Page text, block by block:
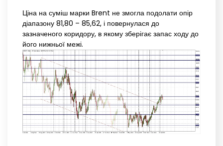
Ціна на суміш марки Brent не змогла подолати опір
діапазону 81,80 – 85,62, і повернулася до
зазначеного коридору, в якому зберігає запас ходу до
його нижньої межі.